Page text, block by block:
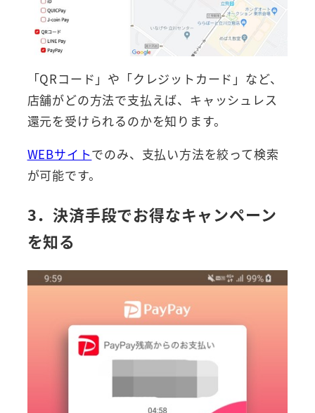
「QRコード」や「クレジットカード」など、
店舗がどの方法で支払えば、キャッシュレス
還元を受けられるのかを知ります。
WEBサイトでのみ、支払い方法を絞って検索
が可能です。
3．決済手段でお得なキャンペーン
を知る